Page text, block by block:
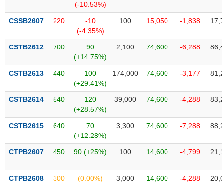
(-10.53%)
CSSB2607 220
-10
(-4.35%)
100 15,050 -1,838
CSTB2612 700
90
(+14.75%)
2,100 74,600 -6,288
CSTB2613 440
100
(+29.41%)
174,000 74,600 -3,177
CSTB2614 540
120
(+28.57%)
39,000 74,600 -4,288
CSTB2615 640
70
(+12.28%)
3,300 74,600 -7,288
CTPB2607 450 90 (+25%) 100 14,600 -4,799
CTPB2608 300 (0.00%) 3,000 14,600 -4,288
BẤT
SẢN
Mã
chứng
(-)
Cổ phiếu Chỉ số
đạo
(-)